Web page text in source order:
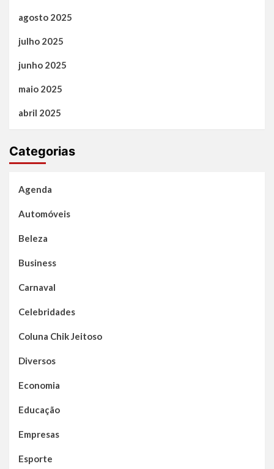
agosto 2025
julho 2025
junho 2025
maio 2025
abril 2025
Categorias
Agenda
Automóveis
Beleza
Business
Carnaval
Celebridades
Coluna Chik Jeitoso
Diversos
Economia
Educação
Empresas
Esporte